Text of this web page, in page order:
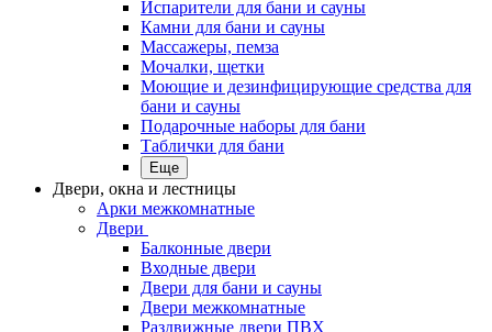
Испарители для бани и сауны
Камни для бани и сауны
Массажеры, пемза
Мочалки, щетки
Моющие и дезинфицирующие средства для
бани и сауны
Подарочные наборы для бани
Таблички для бани
Еще
Двери, окна и лестницы
Арки межкомнатные
Двери
Балконные двери
Входные двери
Двери для бани и сауны
Двери межкомнатные
Раздвижные двери ПВХ